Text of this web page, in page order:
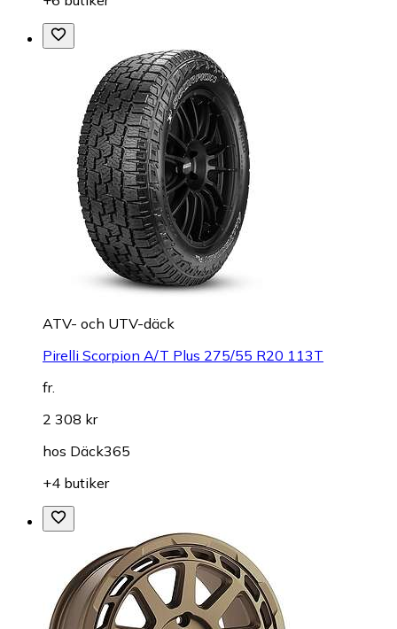
ATV- och UTV-däck
Pirelli Scorpion A/T Plus 275/55 R20 113T
fr.
2 308 kr
hos Däck365
+4 butiker